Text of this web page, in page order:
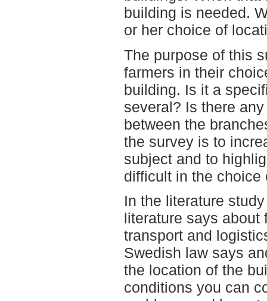
building is needed.
or her choice of
The purpose of this
farmers in their
building. Is it a
several? Is there
between the
the survey is to
subject and to
difficult in the choice
In the literature
literature says about
transport and
Swedish law says
the location of the
conditions you can